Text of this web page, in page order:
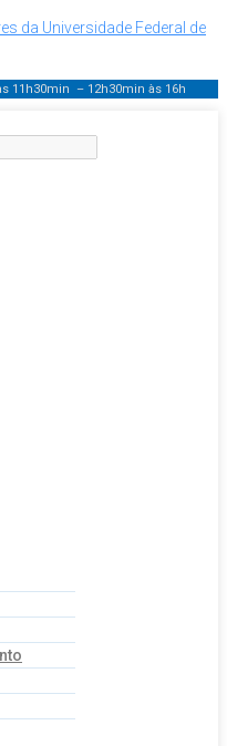
da Universidade Federal de
11h30min – 12h30min às 16h